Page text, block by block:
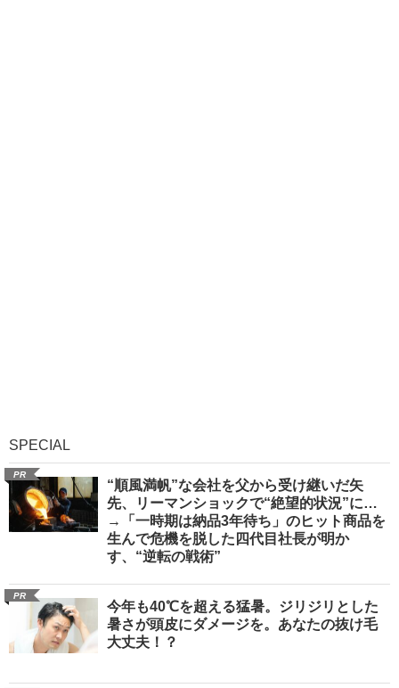
SPECIAL
PR
“順風満帆”な会社を父から受け継いだ矢
先、リーマンショックで“絶望的状況”に…
→「一時期は納品3年待ち」のヒット商品を
生んで危機を脱した四代目社長が明か
す、“逆転の戦術”
PR
今年も40℃を超える猛暑。ジリジリとした
暑さが頭皮にダメージを。あなたの抜け毛
大丈夫！？